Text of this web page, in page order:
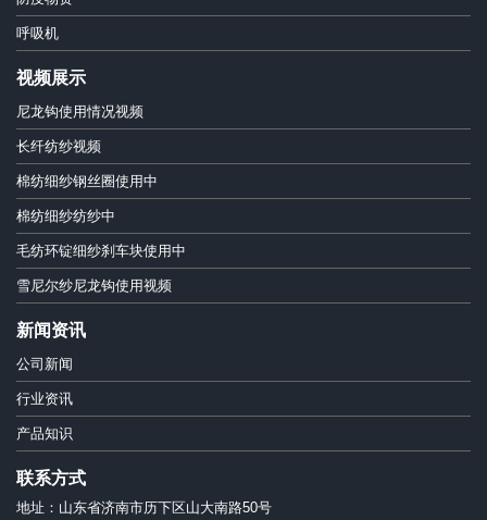
呼吸机
视频展示
尼龙钩使用情况视频
长纤纺纱视频
棉纺细纱钢丝圈使用中
棉纺细纱纺纱中
毛纺环锭细纱刹车块使用中
雪尼尔纱尼龙钩使用视频
新闻资讯
公司新闻
行业资讯
产品知识
联系方式
地址：山东省济南市历下区山大南路50号